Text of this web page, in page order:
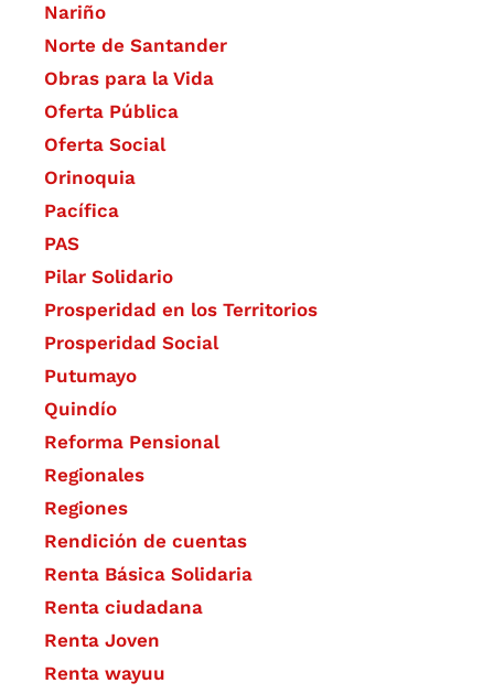
Nariño
Norte de Santander
Obras para la Vida
Oferta Pública
Oferta Social​​
Orinoquia
Pacífica
PAS
Pilar Solidario
Prosperidad en los Territorios
Prosperidad Social
Putumayo
Quindío
Reforma Pensional
Regionales
Regiones
Rendición de cuentas
Renta Básica Solidaria
Renta ciudadana
Renta Joven
Renta wayuu